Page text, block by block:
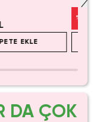
EKLE
%
DA ÇOK